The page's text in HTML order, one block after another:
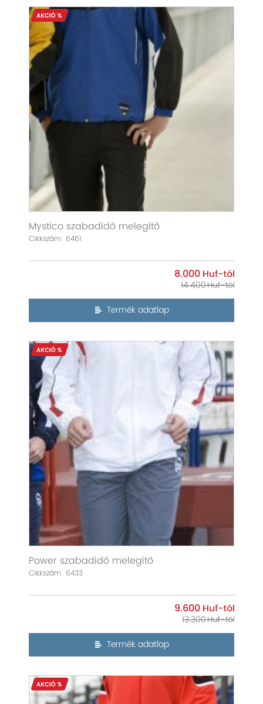
Mystico szabadidő melegítő
Cikkszám: 6461
8.000
14.400
Termék adatlap
Power szabadidő melegítő
Cikkszám: 6433
9.600
13.300
Termék adatlap